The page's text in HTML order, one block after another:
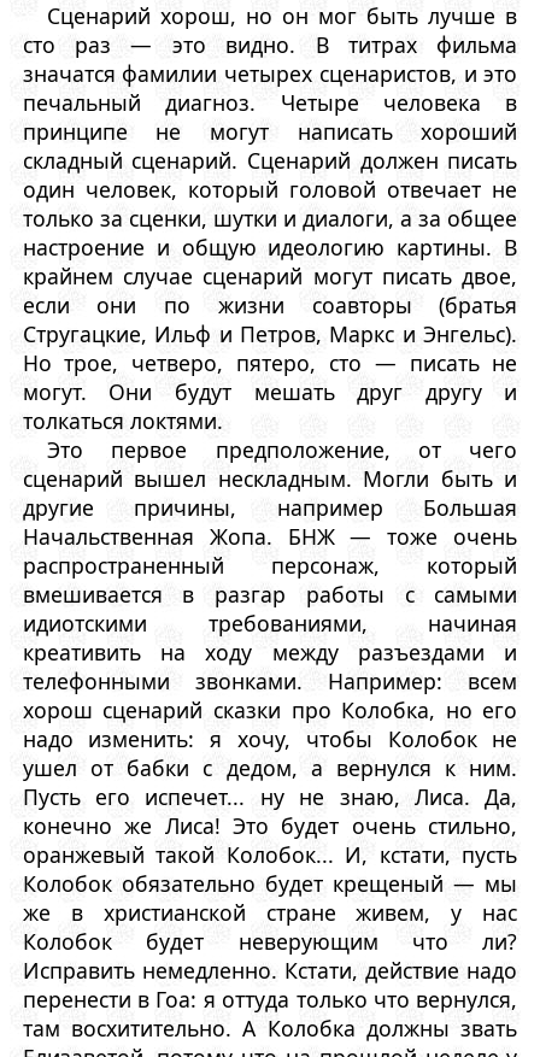
Сценарий хорош, но он мог быть лучше в
сто раз — это видно. В титрах фильма
значатся фамилии четырех сценаристов, и это
печальный диагноз. Четыре человека в
принципе не могут написать хороший
складный сценарий. Сценарий должен писать
один человек, который головой отвечает не
только за сценки, шутки и диалоги, а за общее
настроение и общую идеологию картины. В
крайнем случае сценарий могут писать двое,
если они по жизни соавторы (братья
Стругацкие, Ильф и Петров, Маркс и Энгельс).
Но трое, четверо, пятеро, сто — писать не
могут. Они будут мешать друг другу и
толкаться локтями.
Это первое предположение, от чего
сценарий вышел нескладным. Могли быть и
другие причины, например Большая
Начальственная Жопа. БНЖ — тоже очень
распространенный персонаж, который
вмешивается в разгар работы с самыми
идиотскими требованиями, начиная
креативить на ходу между разъездами и
телефонными звонками. Например: всем
хорош сценарий сказки про Колобка, но его
надо изменить: я хочу, чтобы Колобок не
ушел от бабки с дедом, а вернулся к ним.
Пусть его испечет... ну не знаю, Лиса. Да,
конечно же Лиса! Это будет очень стильно,
оранжевый такой Колобок... И, кстати, пусть
Колобок обязательно будет крещеный — мы
же в христианской стране живем, у нас
Колобок будет неверующим что ли?
Исправить немедленно. Кстати, действие надо
перенести в Гоа: я оттуда только что вернулся,
там восхитительно. А Колобка должны звать